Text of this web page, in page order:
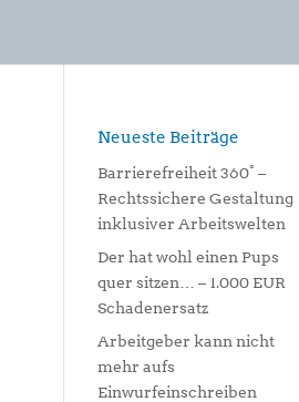
Neueste Beiträge
Barrierefreiheit 360° –
Rechtssichere Gestaltung
inklusiver Arbeitswelten
Der hat wohl einen Pups
quer sitzen… – 1.000 EUR
Schadenersatz
Arbeitgeber kann nicht
mehr aufs
Einwurfeinschreiben